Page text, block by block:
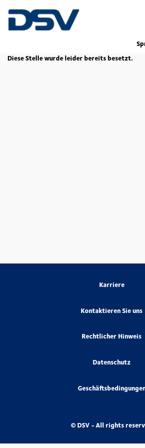
Diese Stelle wurde leider bereits besetzt.
Karriere
Kontaktieren Sie uns
Rechtlicher Hinweis
Datenschutz
© DSV - All rights